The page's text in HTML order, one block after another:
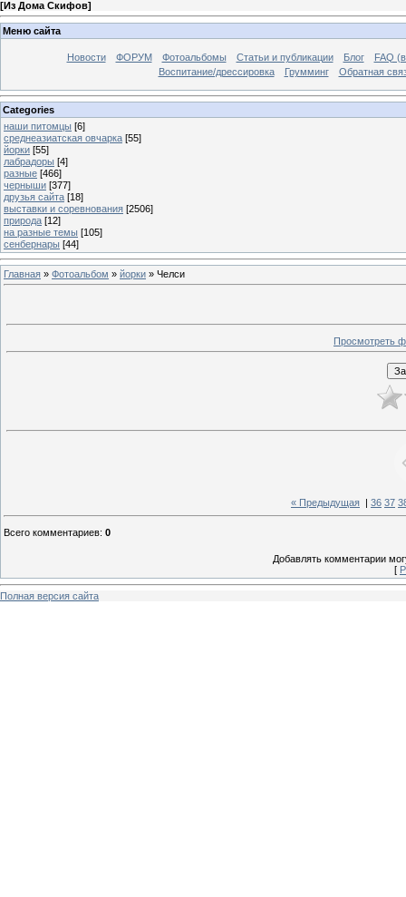
[Из Дома Скифов]
Меню сайта
Новости ФОРУМ Фотоальбомы Статьи и публикации Блог
FAQ
Воспитание/дрессировка
Грумминг Обратная
Categories
наши питомцы [6]
среднеазиатская овчарка [55]
йорки [55]
лабрадоры [4]
разные [466]
черныши [377]
друзья сайта [18]
выставки и соревнования [2506]
природа [12]
на разные темы [105]
сенбернары [44]
Главная » Фотоальбом » йорки » Челси
Просмотреть
« Предыдущая | 36 37
Всего комментариев: 0
Добавлять комментарии
[
Полная версия сайта